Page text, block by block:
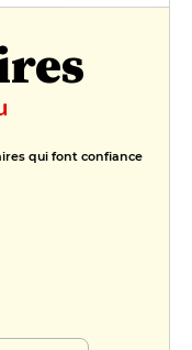
qui font confiance